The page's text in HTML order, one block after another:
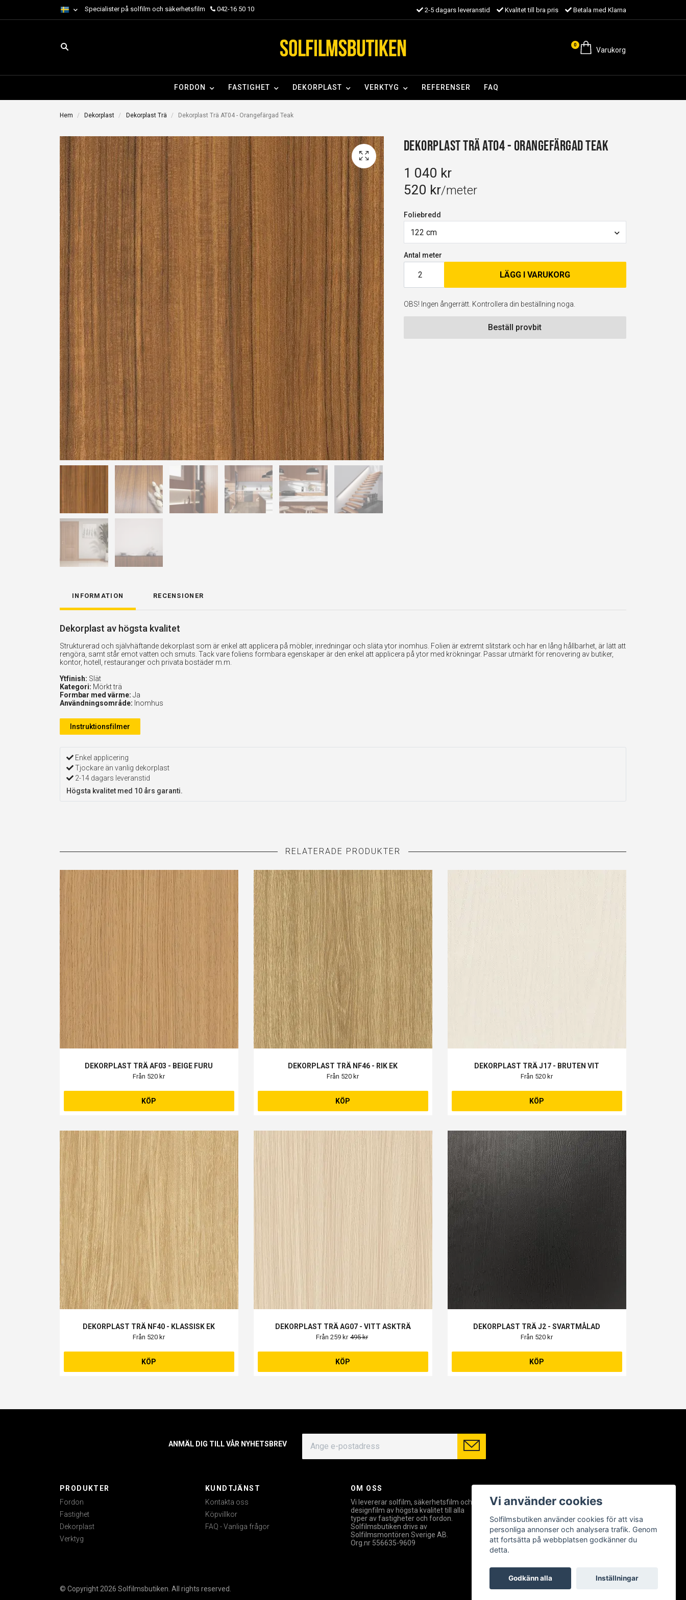
Specialister på solfilm och säkerhetsfilm 042-16 50 10 2-5 dagars leveranstid Kvalitet till bra pris Betala med Klarna
0
Varukorg
FORDON FASTIGHET DEKORPLAST VERKTYG REFERENSER FAQ
Hem Dekorplast Dekorplast Trä Dekorplast Trä AT04 - Orangefärgad Teak
Dekorplast Trä AT04 - Orangefärgad Teak
1 040 kr
520 kr/meter
Foliebredd
122 cm
Antal meter
LÄGG I VARUKORG
OBS! Ingen ångerrätt. Kontrollera din beställning noga.
Beställ provbit
INFORMATION RECENSIONER
Dekorplast av högsta kvalitet
Strukturerad och självhäftande dekorplast som är enkel att applicera på möbler, inredningar och släta ytor inomhus. Folien är extremt slitstark och har en lång hållbarhet, är lätt att
rengöra, samt står emot vatten och smuts. Tack vare foliens formbara egenskaper är den enkel att applicera på ytor med krökningar. Passar utmärkt för renovering av butiker,
kontor, hotell, restauranger och privata bostäder m.m.
Ytfinish: Slät
Kategori: Mörkt trä
Formbar med värme: Ja
Användningsområde: Inomhus
Instruktionsfilmer
Enkel applicering
Tjockare än vanlig dekorplast
2-14 dagars leveranstid
Högsta kvalitet med 10 års garanti.
DEKORPLAST TRÄ AF03 - BEIGE FURU
Från 520 kr
KÖP
DEKORPLAST TRÄ NF46 - RIK EK
Från 520 kr
KÖP
DEKORPLAST TRÄ J17 - BRUTEN VIT
Från 520 kr
KÖP
DEKORPLAST TRÄ NF40 - KLASSISK EK
Från 520 kr
KÖP
DEKORPLAST TRÄ AG07 - VITT ASKTRÄ
Från 259 kr 495 kr
KÖP
DEKORPLAST TRÄ J2 - SVARTMÅLAD
Från 520 kr
KÖP
ANMÄL DIG TILL VÅR NYHETSBREV
PRODUKTER
Fordon
Fastighet
Dekorplast
Verktyg
KUNDTJÄNST
Kontakta oss
Köpvillkor
FAQ - Vanliga frågor
OM OSS
Vi levererar solfilm, säkerhetsfilm och
designfilm av högsta kvalitet till alla
typer av fastigheter och fordon.
Solfilmsbutiken drivs av
Solfilmsmontören Sverige AB.
Org.nr 556635-9609
Facebook
YouTube
© Copyright 2026 Solfilmsbutiken. All rights reserved.
Vi använder cookies
Solfilmsbutiken använder cookies för att visa
personliga annonser och analysera trafik. Genom
att fortsätta på webbplatsen godkänner du
detta.
Godkänn alla Inställningar